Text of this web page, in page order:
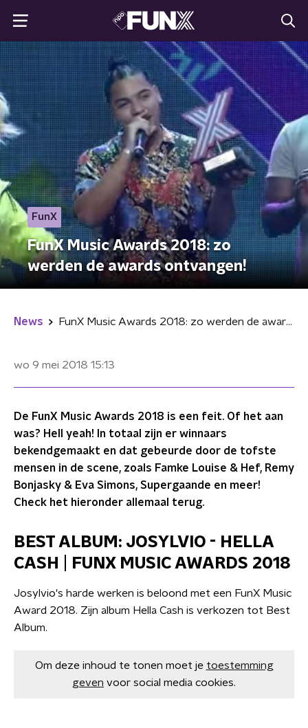
FunX
FunX Music Awards 2018: zo
werden de awards ontvangen!
News FunX Music Awards 2018: zo werden de awards ontvangen!
wo 9 mei 2018 15:13
De FunX Music Awards 2018 is een feit. Of het aan
was? Hell yeah! In totaal zijn er winnaars
bekendgemaakt en dat gebeurde door de tofste
mensen in de scene, zoals Famke Louise & Hef, Remy
Bonjasky & Eva Simons, Supergaande en meer!
Check het hieronder allemaal terug.
BEST ALBUM: JOSYLVIO - HELLA
CASH | FUNX MUSIC AWARDS 2018
Josylvio's harde werken is beloond met een FunX Music
Award 2018. Zijn album Hella Cash is verkozen tot Best
Album.
Om deze inhoud te tonen moet je toestemming
geven voor social media cookies.